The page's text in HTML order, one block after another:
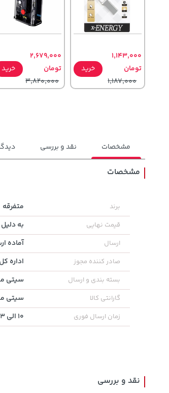
1,143,000
تومان
1,187,000
خرید
2,679,000
تومان
3,820,000
خرید
165,900
244,000
خرید
مشخصات نقد و بررسی
مشخصات
برند متفرقه
قیمت نهایی به
ارسال آماده
صادر کننده مجوز اداره
بسته بندی و ارسال سیتی
گارانتی کالا سیتی
زمان ارسال فوری 10 الی 13 و 17 الی 22
نقد و بررسی